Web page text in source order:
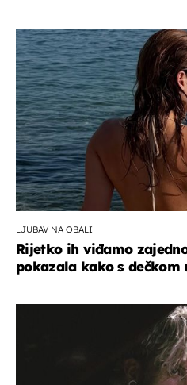
LJUBAV NA OBALI
Rijetko ih viđamo
pokazala kako s